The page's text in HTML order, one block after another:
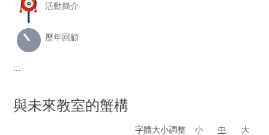
活動簡介
歷年回顧
:::
與未來教室的蟹構
字體大小調整 小 中
大